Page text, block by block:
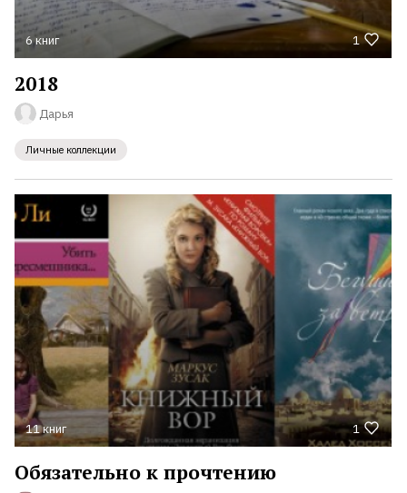
6 книг 1
2018
Дарья
Личные коллекции
11 книг 1
Обязательно к прочтению